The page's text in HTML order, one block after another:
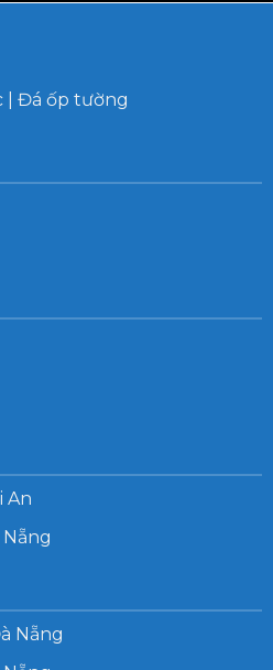
| Đá ốp tường
An
Nẵng